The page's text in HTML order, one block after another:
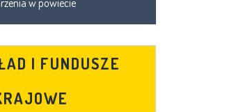
w powiecie
I FUNDUSZE